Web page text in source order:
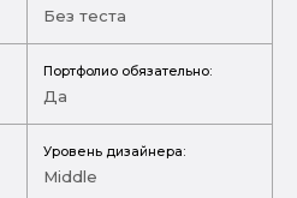
Без теста
Портфолио обязательно:
Да
Уровень дизайнера:
Middle